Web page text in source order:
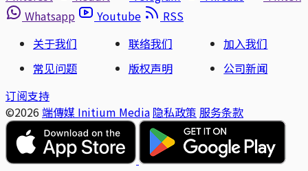
Whatsapp
Youtube
RSS
关于我们
联络我们
加入我们
常见问题
版权声明
公司新闻
订阅支持
©2026 端傳媒 Initium Media 隐私政策 服务条款